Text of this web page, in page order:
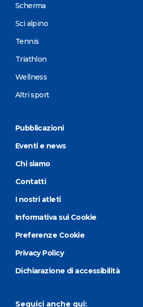
Scherma
Sci alpino
Tennis
Triathlon
Wellness
Altri sport
Pubblicazioni
Eventi e news
Chi siamo
Contatti
I nostri atleti
Informativa sui Cookie
Preferenze Cookie
Privacy Policy
Dichiarazione di accessibilità
Seguici anche qui: